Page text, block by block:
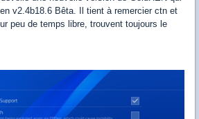
v2.4b18.6 Bêta. Il tient à remercier ctn et
peu de temps libre, trouvent toujours le